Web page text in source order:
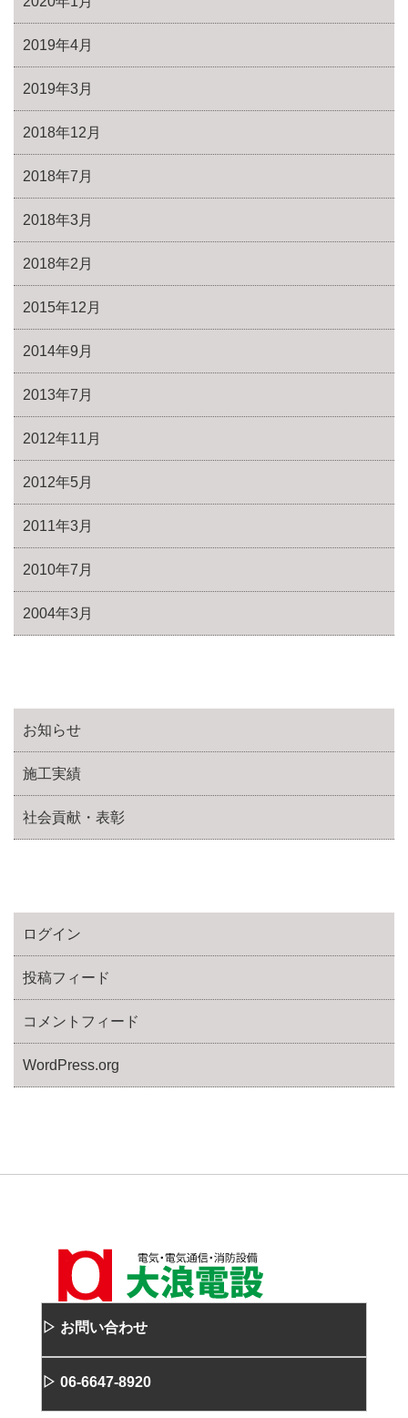
2019年4月
2019年3月
2018年12月
2018年7月
2018年3月
2018年2月
2015年12月
2014年9月
2013年7月
2012年11月
2012年5月
2011年3月
2010年7月
2004年3月
お知らせ
施工実績
社会貢献・表彰
ログイン
投稿フィード
コメントフィード
WordPress.org
▷ お問い合わせ
▷ 06-6647-8920